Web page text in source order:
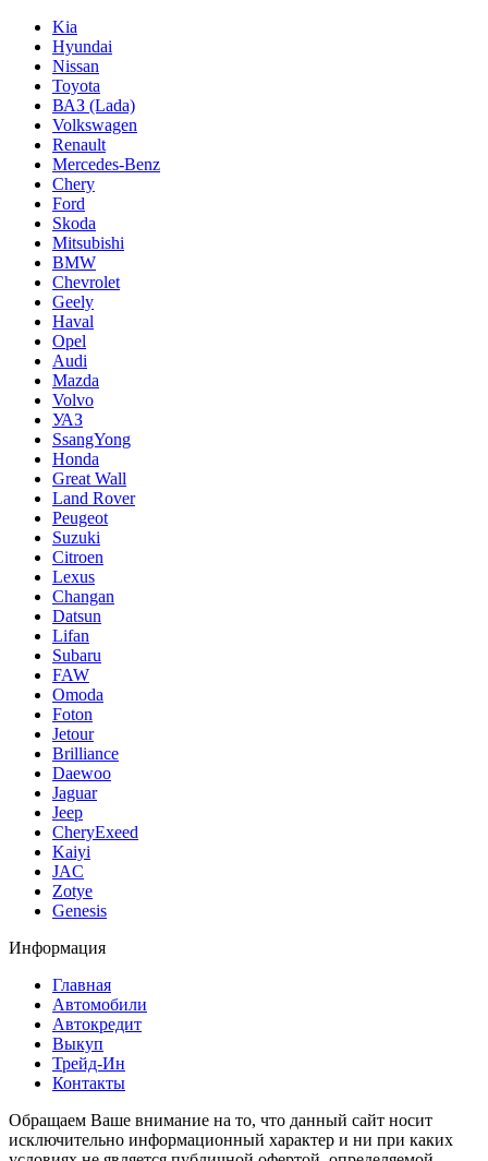
Kia
Hyundai
Nissan
Toyota
ВАЗ (Lada)
Volkswagen
Renault
Mercedes-Benz
Chery
Ford
Skoda
Mitsubishi
BMW
Chevrolet
Geely
Haval
Opel
Audi
Mazda
Volvo
УАЗ
SsangYong
Honda
Great Wall
Land Rover
Peugeot
Suzuki
Citroen
Lexus
Changan
Datsun
Lifan
Subaru
FAW
Omoda
Foton
Jetour
Brilliance
Daewoo
Jaguar
Jeep
CheryExeed
Kaiyi
JAC
Zotye
Genesis
Информация
Главная
Автомобили
Автокредит
Выкуп
Трейд-Ин
Контакты
Обращаем Ваше внимание на то, что данный сайт носит
исключительно информационный характер и ни при каких